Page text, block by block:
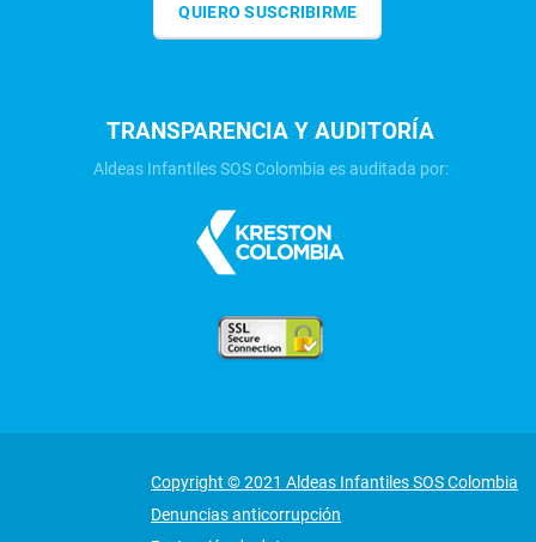
QUIERO SUSCRIBIRME
TRANSPARENCIA Y AUDITORÍA
Aldeas Infantiles SOS Colombia es auditada por:
Copyright © 2021 Aldeas Infantiles SOS Colombia
Denuncias anticorrupción